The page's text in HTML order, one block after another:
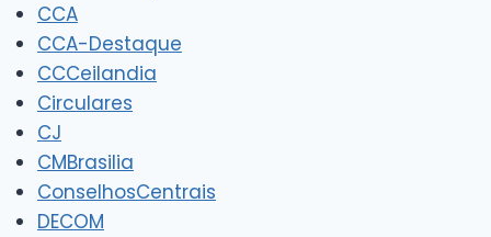
CCA
CCA-Destaque
CCCeilandia
Circulares
CJ
CMBrasilia
ConselhosCentrais
DECOM